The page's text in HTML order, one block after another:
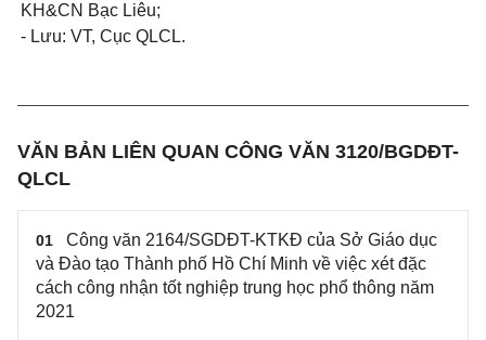
KH&CN Bạc Liêu;
- Lưu: VT, Cục QLCL.
VĂN BẢN LIÊN QUAN CÔNG VĂN 3120/BGDĐT-
QLCL
01
Công văn 2164/SGDĐT-KTKĐ của Sở Giáo dục
và Đào tạo Thành phố Hồ Chí Minh về việc xét đặc
cách công nhận tốt nghiệp trung học phổ thông năm
2021